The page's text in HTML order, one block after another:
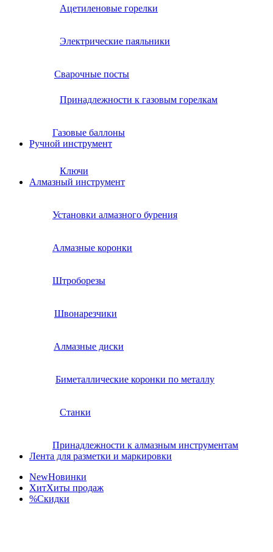
Ацетиленовые горелки
Электрические паяльники
Сварочные посты
Принадлежности к газовым горелкам
Газовые баллоны
Ручной инструмент
Ключи
Алмазный инструмент
Установки алмазного бурения
Алмазные коронки
Штроборезы
Швонарезчики
Алмазные диски
Биметаллические коронки по металлу
Станки
Принадлежности к алмазным инструментам
Лента для разметки и маркировки
NewНовинки
ХитХиты продаж
%Скидки